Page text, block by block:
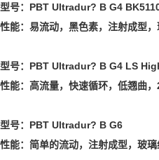
型号：PBT Ultradur? B G4
性能：易流动，黑色素，注射成型
型号：PBT Ultradur? B G4 LS
性能：高流量，快速循环，低翘曲
型号：PBT Ultradur? B G6
性能：简单的流动，注射成型，玻